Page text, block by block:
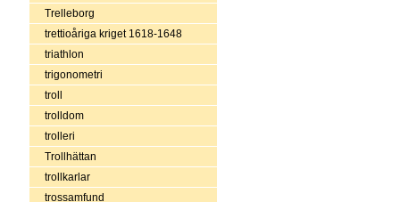
Trelleborg
trettioåriga kriget 1618-1648
triathlon
trigonometri
troll
trolldom
trolleri
Trollhättan
trollkarlar
trossamfund